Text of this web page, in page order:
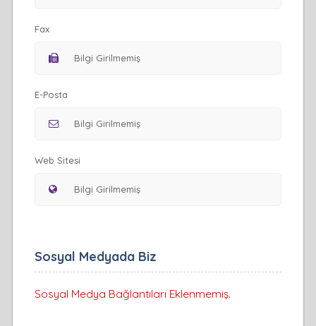
Fax
E-Posta
Web Sitesi
Sosyal Medyada Biz
Sosyal Medya Bağlantıları Eklenmemiş.